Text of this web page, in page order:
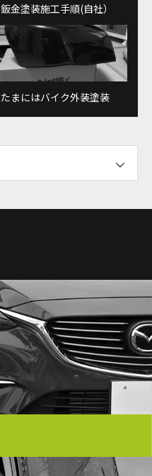
鈑金塗装施工手順(自社）
たまにはバイク外装塗装